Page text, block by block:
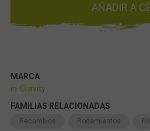
AÑADIR A
MARCA
in-Gravity
FAMILIAS RELACIONADAS
Recambios Rodamientos